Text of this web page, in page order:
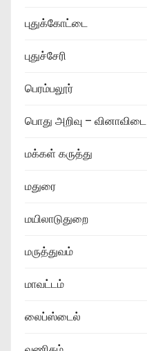
புதுக்கோட்டை
புதுச்சேரி
பெரம்பலூர்
பொது அறிவு – வினாவிடை
மக்கள் கருத்து
மதுரை
மயிலாடுதுறை
மருத்துவம்
மாவட்டம்
லைப்ஸ்டைல்